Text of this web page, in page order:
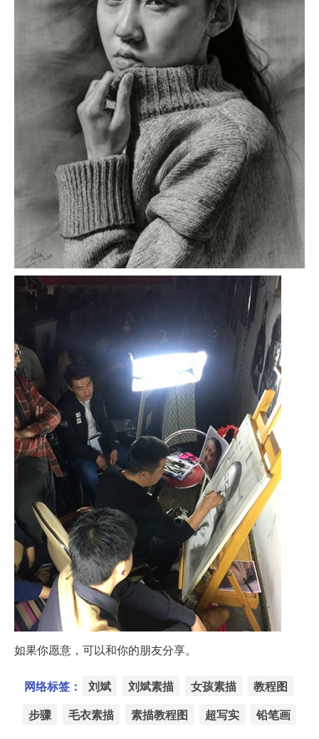
如果你愿意，可以和你的朋友分享。
网络标签： 刘斌 刘斌素描 女孩素描
教程图
步骤
毛衣素描 素描教程图 超写实 铅笔画